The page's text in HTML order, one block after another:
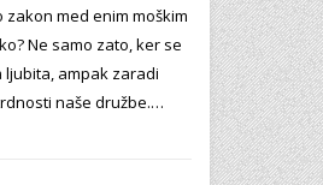
med enim moškim
Ne samo zato, ker se
ljubita, ampak zaradi
naše družbe.…